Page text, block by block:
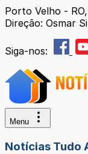
Porto Velho -
Direção: Osmar
Siga-nos:
Menu
Notícias Tudo